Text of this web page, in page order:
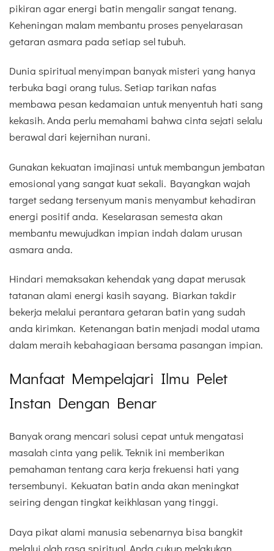
pikiran agar energi batin mengalir sangat tenang.
Keheningan malam membantu proses penyelarasan
getaran asmara pada setiap sel tubuh.
Dunia spiritual menyimpan banyak misteri yang hanya
terbuka bagi orang tulus. Setiap tarikan nafas
membawa pesan kedamaian untuk menyentuh hati sang
kekasih. Anda perlu memahami bahwa cinta sejati selalu
berawal dari kejernihan nurani.
Gunakan kekuatan imajinasi untuk membangun jembatan
emosional yang sangat kuat sekali. Bayangkan wajah
target sedang tersenyum manis menyambut kehadiran
energi positif anda. Keselarasan semesta akan
membantu mewujudkan impian indah dalam urusan
asmara anda.
Hindari memaksakan kehendak yang dapat merusak
tatanan alami energi kasih sayang. Biarkan takdir
bekerja melalui perantara getaran batin yang sudah
anda kirimkan. Ketenangan batin menjadi modal utama
dalam meraih kebahagiaan bersama pasangan impian.
Manfaat Mempelajari Ilmu Pelet
Instan Dengan Benar
Banyak orang mencari solusi cepat untuk mengatasi
masalah cinta yang pelik. Teknik ini memberikan
pemahaman tentang cara kerja frekuensi hati yang
tersembunyi. Kekuatan batin anda akan meningkat
seiring dengan tingkat keikhlasan yang tinggi.
Daya pikat alami manusia sebenarnya bisa bangkit
melalui olah rasa spiritual. Anda cukup melakukan